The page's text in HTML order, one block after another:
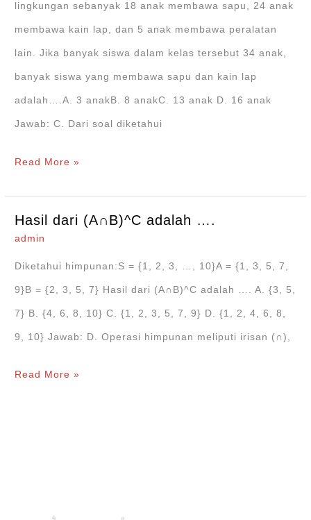
lingkungan sebanyak 18 anak membawa sapu, 24 anak
membawa kain lap, dan 5 anak membawa peralatan
lain. Jika banyak siswa dalam kelas tersebut 34 anak,
banyak siswa yang membawa sapu dan kain lap
adalah….A. 3 anakB. 8 anakC. 13 anak D. 16 anak
Jawab: C. Dari soal diketahui
Pada
Read More »
Hasil dari (A∩B)^C adalah ….
admin
Diketahui himpunan:S = {1, 2, 3, …, 10}A = {1, 3, 5, 7,
9}B = {2, 3, 5, 7} Hasil dari (A∩B)^C adalah …. A. {3, 5,
7} B. {4, 6, 8, 10} C. {1, 2, 3, 5, 7, 9} D. {1, 2, 4, 6, 8,
9, 10} Jawab: D. Operasi himpunan meliputi irisan (∩),
Hasil
Read More »